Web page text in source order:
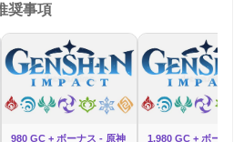
奨事項
980 GC + ボーナス - 原神